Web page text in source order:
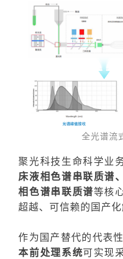
全光谱流
聚光科技生命科学业
床液相色谱串联质谱
相色谱串联质谱等核
超越、可信赖的国产化
作为国产替代的代表性
本前处理系统可实现